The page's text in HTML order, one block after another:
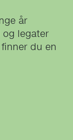
år
legater
du en